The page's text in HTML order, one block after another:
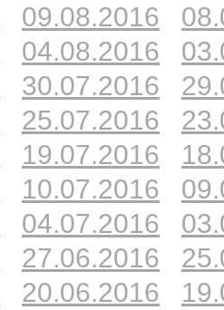
09.08.2016
04.08.2016
30.07.2016
25.07.2016
19.07.2016
10.07.2016
04.07.2016
27.06.2016
20.06.2016